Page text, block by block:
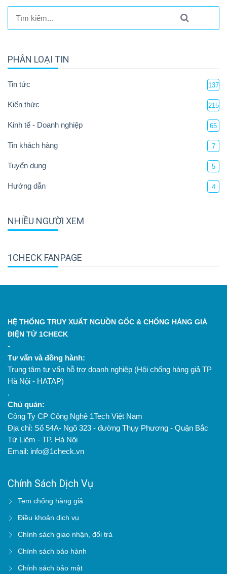
PHÂN LOẠI TIN
Tin tức 137
Kiến thức 215
Kinh tế - Doanh nghiệp 65
Tin khách hàng 7
Tuyển dụng 5
Hướng dẫn 4
NHIỀU NGƯỜI XEM
1CHECK FANPAGE
HỆ THỐNG TRUY XUẤT NGUỒN GỐC & CHỐNG HÀNG GIẢ
ĐIỆN TỬ 1CHECK
-
Tư vấn và đồng hành:
Trung tâm tư vấn hỗ trợ doanh nghiệp (Hội chống hàng giả TP
Hà Nội - HATAP)
.
Chủ quản:
Công Ty CP Công Nghệ 1Tech Việt Nam
Địa chỉ: Số 54A- Ngõ 323 - đường Thụy Phương - Quận Bắc
Từ Liêm - TP. Hà Nội
Email: info@1check.vn
Chính Sách Dịch Vụ
Tem chống hàng giả
Điều khoản dịch vụ
Chính sách giao nhận, đổi trả
Chính sách bảo hành
Chính sách bảo mật